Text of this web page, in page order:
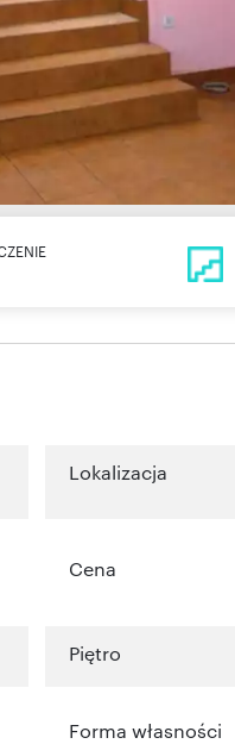
Lokalizacja
Cena
Piętro
Forma własności